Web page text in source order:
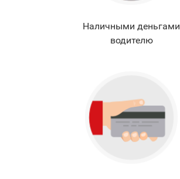
Наличными деньгами
водителю